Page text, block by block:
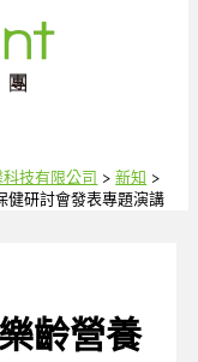
科技有限公司
新知
健研討會發表專題演講
齡營養